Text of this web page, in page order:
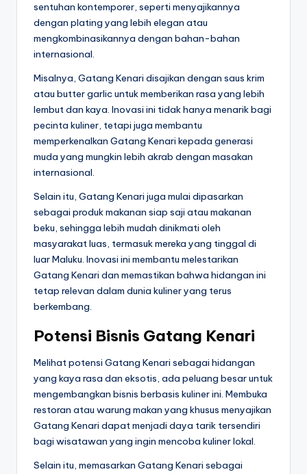
sentuhan kontemporer, seperti menyajikannya
dengan plating yang lebih elegan atau
mengkombinasikannya dengan bahan-bahan
internasional.
Misalnya, Gatang Kenari disajikan dengan saus krim
atau butter garlic untuk memberikan rasa yang lebih
lembut dan kaya. Inovasi ini tidak hanya menarik bagi
pecinta kuliner, tetapi juga membantu
memperkenalkan Gatang Kenari kepada generasi
muda yang mungkin lebih akrab dengan masakan
internasional.
Selain itu, Gatang Kenari juga mulai dipasarkan
sebagai produk makanan siap saji atau makanan
beku, sehingga lebih mudah dinikmati oleh
masyarakat luas, termasuk mereka yang tinggal di
luar Maluku. Inovasi ini membantu melestarikan
Gatang Kenari dan memastikan bahwa hidangan ini
tetap relevan dalam dunia kuliner yang terus
berkembang.
Potensi Bisnis Gatang Kenari
Melihat potensi Gatang Kenari sebagai hidangan
yang kaya rasa dan eksotis, ada peluang besar untuk
mengembangkan bisnis berbasis kuliner ini. Membuka
restoran atau warung makan yang khusus menyajikan
Gatang Kenari dapat menjadi daya tarik tersendiri
bagi wisatawan yang ingin mencoba kuliner lokal.
Selain itu, memasarkan Gatang Kenari sebagai